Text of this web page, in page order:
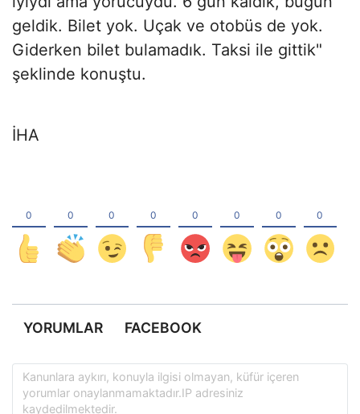
geldik. Bilet yok. Uçak ve otobüs de yok.
Giderken bilet bulamadık. Taksi ile gittik"
şeklinde konuştu.
İHA
YORUMLAR FACEBOOK